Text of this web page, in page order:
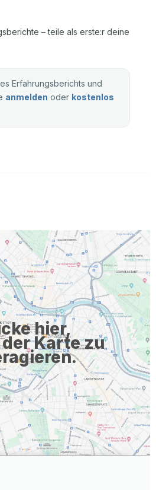
– teile als erste:r deine
Erfahrungsberichts und
anmelden oder kostenlos
hier,
Karte zu